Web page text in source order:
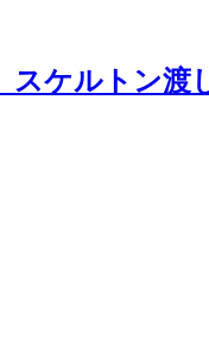
ケルトン渡